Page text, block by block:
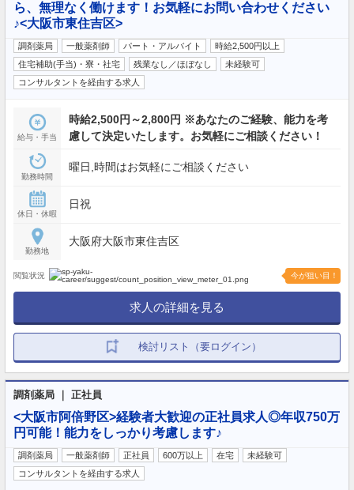
ら、無理なく働けます！お気軽にお問い合わせください
♪<大阪市東住吉区>
調剤薬局 一般薬剤師 パート・アルバイト
時給2,500円以上
住宅補助(手当)・寮・社宅
残業なし／ほぼなし
未経験可
コンサルタントを経由する求人
給与・手当
時給2,500円～2,800円 ※あなたのご経験、能力を考
慮して決定いたします。お気軽にご相談ください！
勤務時間
曜日,時間はお気軽にご相談ください
休日・休暇
日祝
勤務地
大阪府大阪市東住吉区
閲覧状況 今が狙い目！
求人の詳細を見る
検討リスト（要ログイン）
調剤薬局 ｜ 正社員
<大阪市阿倍野区>経験者大歓迎の正社員求人◎年収750万
円可能！能力をしっかり考慮します♪
調剤薬局 一般薬剤師 正社員 600万以上 在宅
未経験可
コンサルタントを経由する求人